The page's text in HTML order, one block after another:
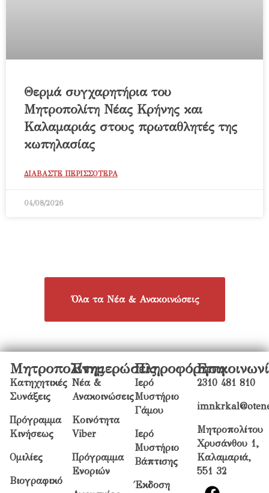
Θερμά συγχαρητήρια του
Μητροπολίτη Νέας Κρήνης και
Καλαμαριάς στους πρωταθλητές της
κωπηλασίας
ΔΙΑΒΑΣΤΕ ΠΕΡΙΣΣΟΤΕΡΑ
04/08/2026
Όλα τα Νέα & Ανακοινώσεις
Μητροπολίτης
Κατηχητικές
Συνάξεις
Πρόγραμμα
Κινήσεως
Ομιλίες
Βιογραφικό
Ενημερώσεις
Νέα &
Ανακοινώσεις
Κοινότητα
Viber
Πρόγραμμα
Ενοριών
Πληροφόρηση
Ιερό
Μυστήριο
Γάμου
Ιερό
Μυστήριο
Βάπτισης
Έκδοση
2310 481 810
Μητροπολίτου
Χρυσάνθου 1,
Καλαμαριά,
551 32